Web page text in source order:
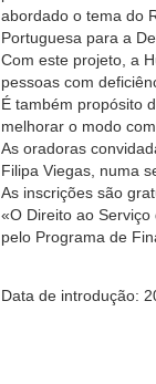
abordado o tema do
Portuguesa para a
Com este projeto, a
pessoas com
É também propósito
melhorar o modo
As oradoras
Filipa Viegas, numa
As inscrições são
«O Direito ao
pelo Programa de
Data de introdução: